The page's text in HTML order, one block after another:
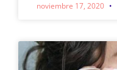
noviembre 17, 2020